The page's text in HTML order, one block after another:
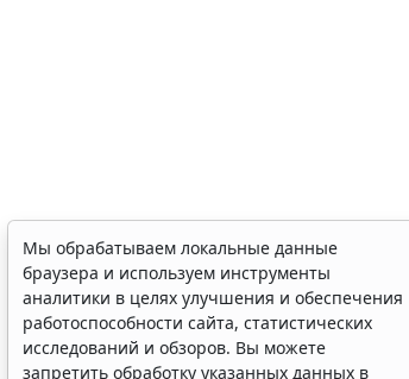
Мы обрабатываем локальные данные
браузера и используем инструменты
аналитики в целях улучшения и обеспечения
работоспособности сайта, статистических
исследований и обзоров. Вы можете
запретить обработку указанных данных в